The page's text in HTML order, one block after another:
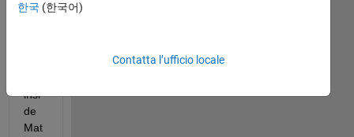
mm
insi
de
Mat
한국 (한국어)
Contatta l’ufficio locale